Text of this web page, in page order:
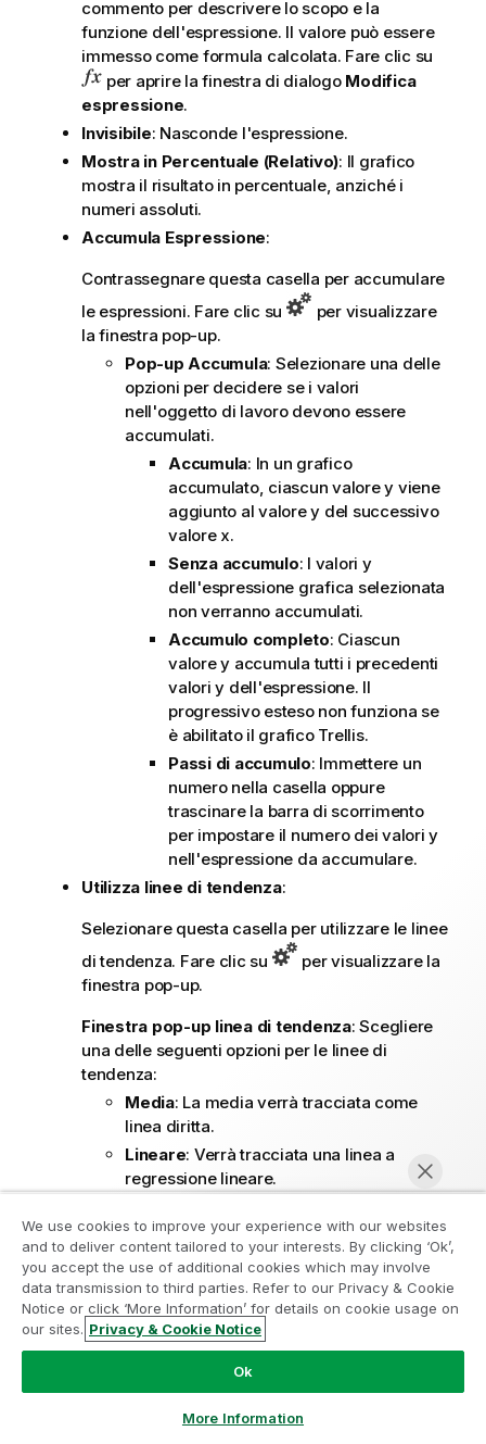
commento per descrivere lo scopo e la
funzione dell'espressione. Il valore può essere
immesso come formula calcolata. Fare clic su
per aprire la finestra di dialogo Modifica
espressione.
Invisibile: Nasconde l'espressione.
Mostra in Percentuale (Relativo): Il grafico
mostra il risultato in percentuale, anziché i
numeri assoluti.
Accumula Espressione:
Contrassegnare questa casella per accumulare
le espressioni. Fare clic su
per visualizzare
la finestra pop-up.
Pop-up Accumula: Selezionare una delle
opzioni per decidere se i valori
nell'oggetto di lavoro devono essere
accumulati.
Accumula: In un grafico
accumulato, ciascun valore y viene
aggiunto al valore y del successivo
valore x.
Senza accumulo: I valori y
dell'espressione grafica selezionata
non verranno accumulati.
Accumulo completo: Ciascun
valore y accumula tutti i precedenti
valori y dell'espressione. Il
progressivo esteso non funziona se
è abilitato il grafico Trellis.
Passi di accumulo: Immettere un
numero nella casella oppure
trascinare la barra di scorrimento
per impostare il numero dei valori y
nell'espressione da accumulare.
Utilizza linee di tendenza:
Selezionare questa casella per utilizzare le linee
di tendenza. Fare clic su
per visualizzare la
finestra pop-up.
Finestra pop-up linea di tendenza: Scegliere
una delle seguenti opzioni per le linee di
tendenza:
Media: La media verrà tracciata come
linea diritta.
Lineare: Verrà tracciata una linea a
regressione lineare.
una linea di tendenza polinomiale di 2°
grado.
Polinomiale di 3° grado : Verrà tracciata
una linea di tendenza polinomiale di 3°
grado.
una linea di tendenza polinomiale di 4°
Partecipa al programma Analytics
Modernization
Modernizza senza compromettere le tue preziose app
QlikView con il programma Analytics Modernization.
clic qui
ampquestions@qlik.com
We use cookies to improve your experience with our websites
and to deliver content tailored to your interests. By clicking ‘Ok’,
you accept the use of additional cookies which may involve
data transmission to third parties. Refer to our Privacy & Cookie
Notice or click ‘More Information’ for details on cookie usage on
our sites. Privacy & Cookie Notice
Ok
More Information